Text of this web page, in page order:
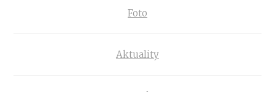
Foto
Aktuality